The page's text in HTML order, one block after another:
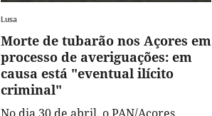
Lusa
Morte de tubarão nos Açores em
processo de averiguações: em
causa está "eventual ilícito
criminal"